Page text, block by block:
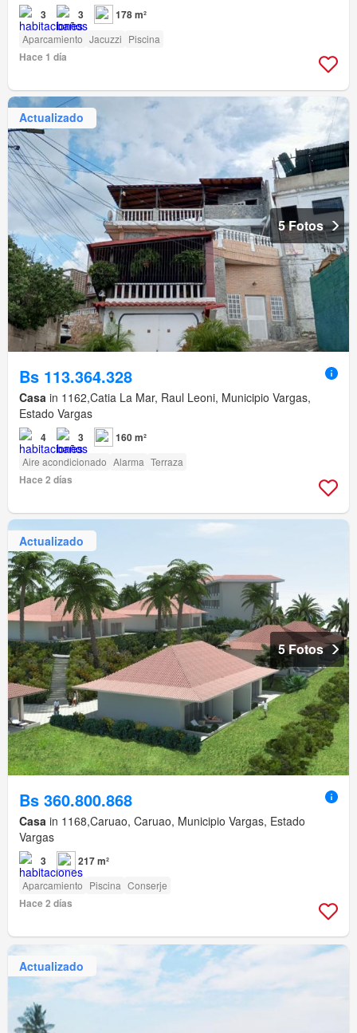
3 3 178 m²
Aparcamiento Jacuzzi Piscina
Hace 1 día
Actualizado
5 Fotos
Bs 113.364.328
Casa in 1162,Catia La Mar, Raul Leoni, Municipio Vargas,
Estado Vargas
4 3 160 m²
Aire acondicionado Alarma Terraza
Hace 2 días
Actualizado
5 Fotos
Bs 360.800.868
Casa in 1168,Caruao, Caruao, Municipio Vargas, Estado
Vargas
3 217 m²
Aparcamiento Piscina Conserje
Hace 2 días
Actualizado